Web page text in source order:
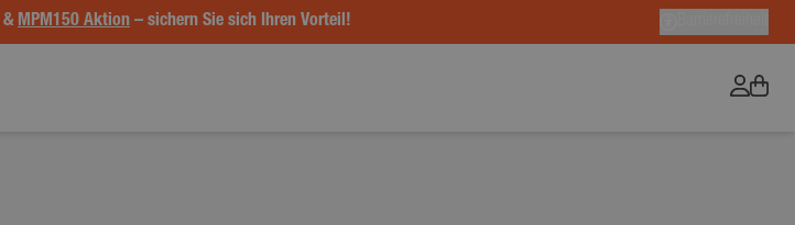
& MPM150 Aktion – sichern Sie sich Ihren Vorteil!